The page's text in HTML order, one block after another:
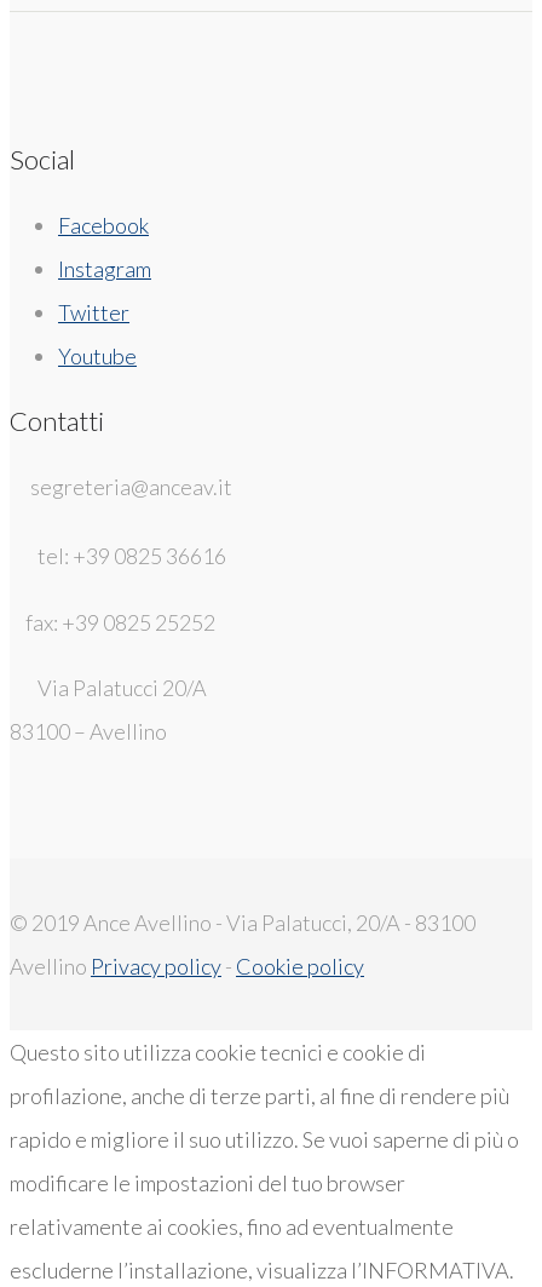
Social
Facebook
Instagram
Twitter
Youtube
Contatti
segreteria@anceav.it
tel: +39 0825 36616
fax: +39 0825 25252
Via Palatucci 20/A
83100 – Avellino
© 2019 Ance Avellino - Via Palatucci, 20/A - 83100
Avellino Privacy policy- Cookie policy
Questo sito utilizza cookie tecnici e cookie di
profilazione, anche di terze parti, al fine di rendere più
rapido e migliore il suo utilizzo. Se vuoi saperne di più o
modificare le impostazioni del tuo browser
relativamente ai cookies, fino ad eventualmente
escluderne l’installazione, visualizza l’INFORMATIVA.